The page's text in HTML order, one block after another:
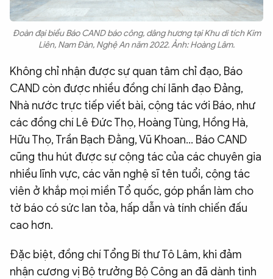
Đoàn đại biểu Báo CAND báo công, dâng hương tại Khu di tích Kim
Liên, Nam Đàn, Nghệ An năm 2022. Ảnh: Hoàng Lâm.
Không chỉ nhận được sự quan tâm chỉ đạo, Báo
CAND còn được nhiều đồng chí lãnh đạo Đảng,
Nhà nước trực tiếp viết bài, cộng tác với Báo, như
các đồng chí Lê Đức Thọ, Hoàng Tùng, Hồng Hà,
Hữu Thọ, Trần Bạch Đằng, Vũ Khoan... Báo CAND
cũng thu hút được sự cộng tác của các chuyên gia
nhiều lĩnh vực, các văn nghệ sĩ tên tuổi, cộng tác
viên ở khắp mọi miền Tổ quốc, góp phần làm cho
tờ báo có sức lan tỏa, hấp dẫn và tính chiến đấu
cao hơn.
Đặc biệt, đồng chí Tổng Bí thư Tô Lâm, khi đảm
nhận cương vị Bộ trưởng Bộ Công an đã dành tình